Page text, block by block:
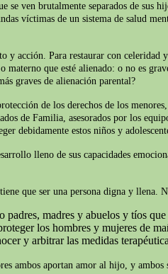
se ven brutalmente separados de
víctimas de un sistema de salud
y acción. Para restaurar con
que esté alienado: o no es
graves de alienación parental?
de los derechos de los
de Familia, asesorados por los
debidamente estos niños y
lleno de sus capacidades
que ser una persona digna y llena.
madres y abuelos y tíos
los hombres y mujeres de
y arbitrar las medidas
ambos aportan amor al hijo, y